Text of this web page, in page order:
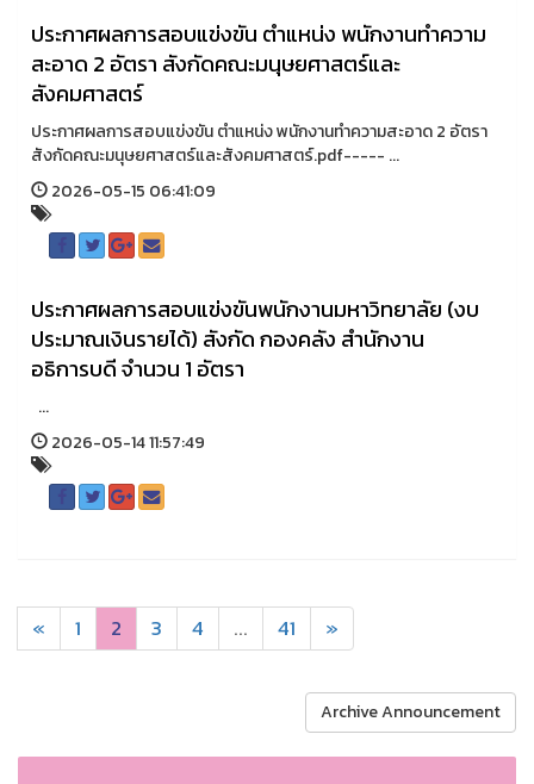
ประกาศผลการสอบแข่งขัน ตำแหน่ง พนักงานทำความ
สะอาด 2 อัตรา สังกัดคณะมนุษยศาสตร์และ
สังคมศาสตร์
ประกาศผลการสอบแข่งขัน ตำแหน่ง พนักงานทำความสะอาด 2 อัตรา
สังกัดคณะมนุษยศาสตร์และสังคมศาสตร์.pdf----- ...
2026-05-15 06:41:09
ประกาศผลการสอบแข่งขันพนักงานมหาวิทยาลัย (งบ
ประมาณเงินรายได้) สังกัด กองคลัง สำนักงาน
อธิการบดี จำนวน 1 อัตรา
...
2026-05-14 11:57:49
« 1 2 3 4 ... 41 »
Archive Announcement